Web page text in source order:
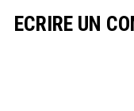
ECRIRE UN